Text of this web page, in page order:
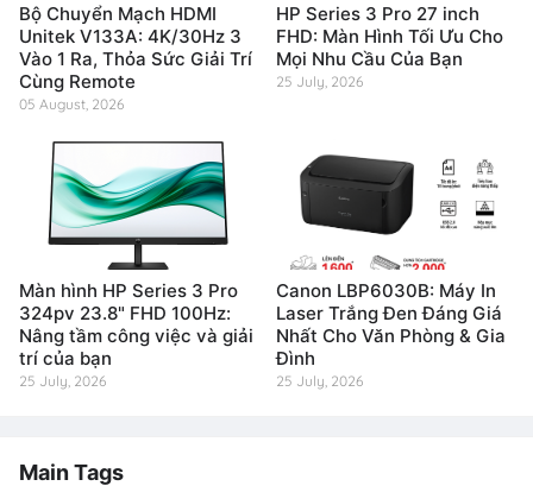
Bộ Chuyển Mạch HDMI
Unitek V133A: 4K/30Hz 3
Vào 1 Ra, Thỏa Sức Giải Trí
Cùng Remote
05 August, 2026
HP Series 3 Pro 27 inch
FHD: Màn Hình Tối Ưu Cho
Mọi Nhu Cầu Của Bạn
25 July, 2026
Màn hình HP Series 3 Pro
324pv 23.8" FHD 100Hz:
Nâng tầm công việc và giải
trí của bạn
25 July, 2026
Canon LBP6030B: Máy In
Laser Trắng Đen Đáng Giá
Nhất Cho Văn Phòng & Gia
Đình
25 July, 2026
Main Tags